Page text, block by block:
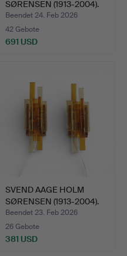
SØRENSEN (1913-2004).
„The…
Beendet 24. Feb 2026
42 Gebote
691 USD
SVEND AAGE HOLM
SØRENSEN (1913-2004).
„Sku…
Beendet 23. Feb 2026
26 Gebote
381 USD